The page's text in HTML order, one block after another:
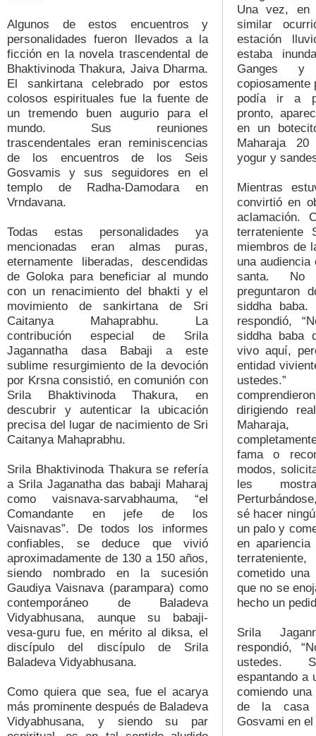
Algunos de estos encuentros y
personalidades fueron llevados a la
ficción en la novela trascendental de
Bhaktivinoda Thakura, Jaiva Dharma.
El sankirtana celebrado por estos
colosos espirituales fue la fuente de
un tremendo buen augurio para el
mundo. Sus reuniones
trascendentales eran reminiscencias
de los encuentros de los Seis
Gosvamis y sus seguidores en el
templo de Radha-Damodara en
Vrndavana.
Todas estas personalidades ya
mencionadas eran almas puras,
eternamente liberadas, descendidas
de Goloka para beneficiar al mundo
con un renacimiento del bhakti y el
movimiento de sankirtana de Sri
Caitanya Mahaprabhu. La
contribución especial de Srila
Jagannatha dasa Babaji a este
sublime resurgimiento de la devoción
por Krsna consistió, en comunión con
Srila Bhaktivinoda Thakura, en
descubrir y autenticar la ubicación
precisa del lugar de nacimiento de Sri
Caitanya Mahaprabhu.
Srila Bhaktivinoda Thakura se refería
a Srila Jaganatha das babaji Maharaj
como vaisnava-sarvabhauma, “el
Comandante en jefe de los
Vaisnavas”. De todos los informes
confiables, se deduce que vivió
aproximadamente de 130 a 150 años,
siendo nombrado en la sucesión
Gaudiya Vaisnava (parampara) como
contemporáneo de Baladeva
Vidyabhusana, aunque su babaji-
vesa-guru fue, en mérito al diksa, el
discípulo del discípulo de Srila
Baladeva Vidyabhusana.
Como quiera que sea, fue el acarya
más prominente después de Baladeva
Vidyabhusana, y siendo su par
Una vez, en
similar
estación
estaba
Ganges y
copiosamente
podía ir a
pronto,
en un
Maharaja
yogur y
Mientras
convirtió en
aclamación.
terrateniente
miembros de
una
santa. No
preguntaron
siddha baba.
respondió,
siddha baba
vivo aquí,
entidad
dirigiendo
fama o
modos,
les
sé hacer
un palo y
en
cometido
que no se
hecho un
Srila
respondió,
ustedes.
espantando a
comiendo
de la casa
Gosvami en el